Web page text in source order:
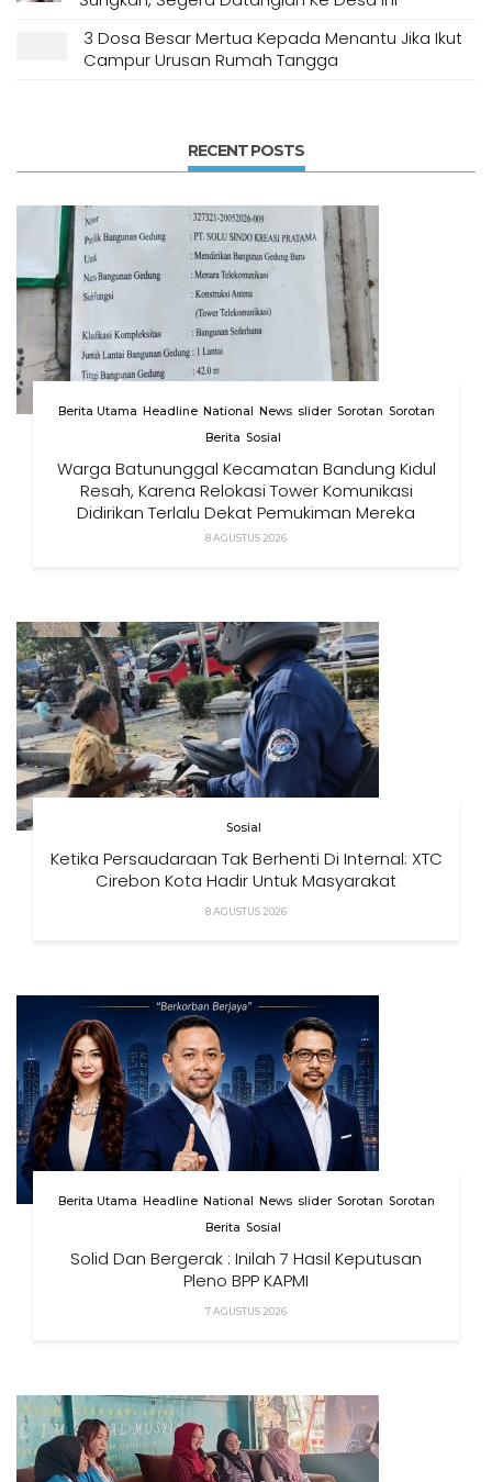
3 Dosa Besar Mertua Kepada Menantu Jika Ikut
Campur Urusan Rumah Tangga
RECENT POSTS
Berita Utama Headline National News slider Sorotan Sorotan
Berita Sosial
Warga Batununggal Kecamatan Bandung Kidul
Resah, Karena Relokasi Tower Komunikasi
Didirikan Terlalu Dekat Pemukiman Mereka
8 AGUSTUS 2026
Sosial
Ketika Persaudaraan Tak Berhenti Di Internal: XTC
Cirebon Kota Hadir Untuk Masyarakat
8 AGUSTUS 2026
Berita Utama Headline National News slider Sorotan Sorotan
Berita Sosial
Solid Dan Bergerak : Inilah 7 Hasil Keputusan
Pleno BPP KAPMI
7 AGUSTUS 2026